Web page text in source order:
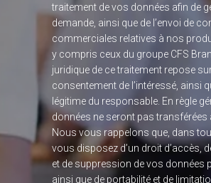
traitement de vos données afin de
demande, ainsi que de l’envoi de
commerciales relatives à nos
y compris ceux du groupe CFS
juridique de ce traitement repose
consentement de l’intéressé, ainsi
légitime du responsable. En règle
données ne seront pas transférées
Nous vous rappelons que, dans
vous disposez d’un droit d’accès,
et de suppression de vos données
ainsi que de portabilité et de